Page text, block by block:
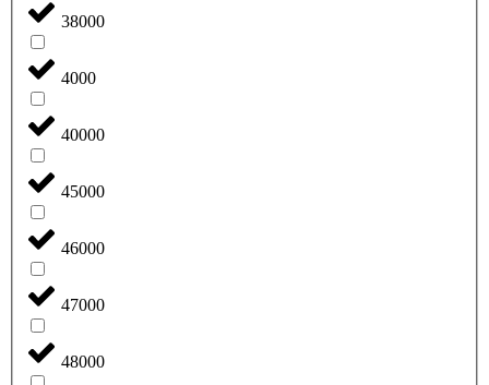
38000
4000
40000
45000
46000
47000
48000